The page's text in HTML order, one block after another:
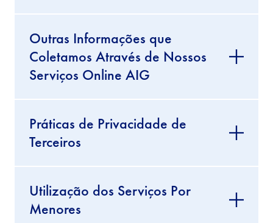
Outras Informações que
Coletamos Através de Nossos
Serviços Online AIG
Práticas de Privacidade de
Terceiros
Utilização dos Serviços Por
Menores